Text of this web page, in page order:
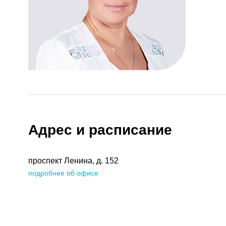
Адрес и расписание
проспект Ленина, д. 152
подробнее об офисе